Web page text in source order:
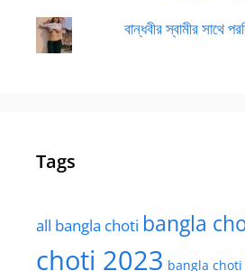
বান্ধবীর স্বামীর সাথে
Tags
all bangla choti bangla
choti 2023 bangla